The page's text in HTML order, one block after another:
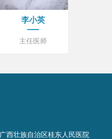
李小英
主任医师
广西壮族自治区桂东人民医院